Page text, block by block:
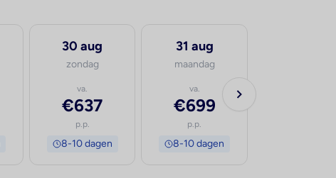
30 aug
zondag
va.
€637
p.p.
8-10 dagen
31 aug
maandag
va.
€699
p.p.
8-10 dagen